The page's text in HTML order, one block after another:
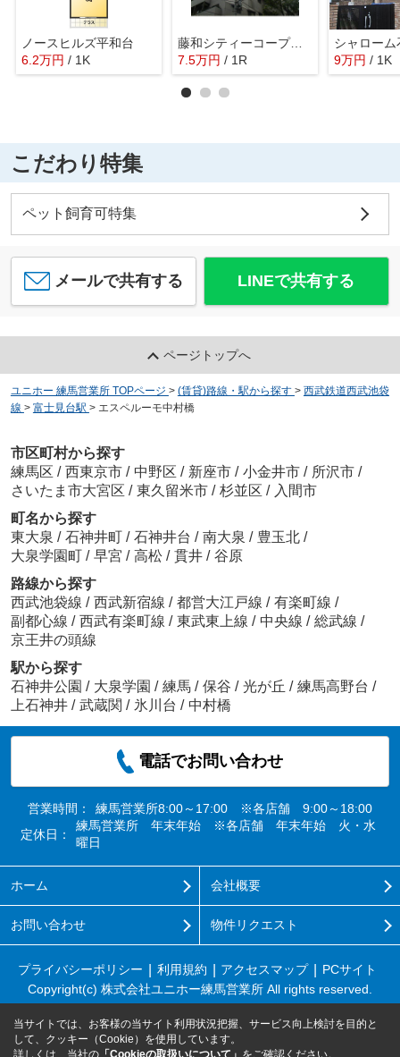
ノースヒルズ平和台
6.2万円 / 1K
藤和シティーコープ練馬
7.5万円 / 1R
シャロー
9万円 / 1K
こだわり特集
ペット飼育可特集
メールで共有する LINEで共有する
ページトップへ
ユニホー 練馬営業所 TOPページ > (賃貸)路線・駅から探す > 西武鉄道西武池袋
線 > 富士見台駅 > エスペルーモ中村橋
市区町村から探す
練馬区 / 西東京市 / 中野区 / 新座市 / 小金井市 / 所沢市 /
さいたま市大宮区 / 東久留米市 / 杉並区 / 入間市
町名から探す
東大泉 / 石神井町 / 石神井台 / 南大泉 / 豊玉北 /
大泉学園町 / 早宮 / 高松 / 貫井 / 谷原
路線から探す
西武池袋線 / 西武新宿線 / 都営大江戸線 / 有楽町線 /
副都心線 / 西武有楽町線 / 東武東上線 / 中央線 / 総武線 /
京王井の頭線
駅から探す
石神井公園 / 大泉学園 / 練馬 / 保谷 / 光が丘 / 練馬高野台 /
上石神井 / 武蔵関 / 氷川台 / 中村橋
電話でお問い合わせ
営業時間：
練馬営業所8:00～17:00 ※各店舗 9:00～18:00
定休日：
練馬営業所 年末年始 ※各店舗 年末年始 火・水
曜日
ホーム 会社概要
お問い合わせ 物件リクエスト
プライバシーポリシー 利用規約 アクセスマップ
PCサイト
Copyright(c) 株式会社ユニホー練馬営業所 All rights reserved.
当サイトでは、お客様の当サイト利用状況把握、サービス向上検討を目的と
して、クッキー（Cookie）を使用しています。
詳しくは、当社の 「Cookieの取扱いについて」 をご確認ください。